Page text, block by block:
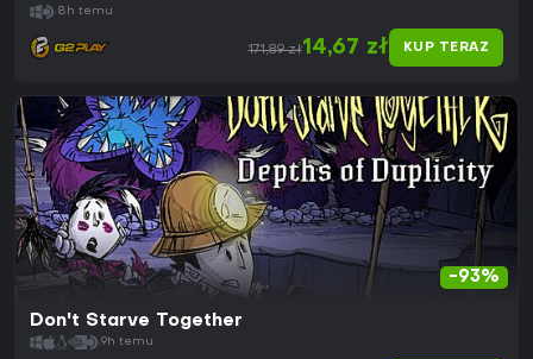
8h temu
171,89 zł14,67 zł KUP TERAZ
-93%
Don't Starve Together
9h temu